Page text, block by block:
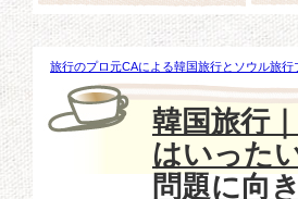
旅行のプロ元CAによる韓国旅行とソウル旅
けど大丈夫 – キム秘書はいったい、なぜ？
韓国旅行
はいった
問題に向